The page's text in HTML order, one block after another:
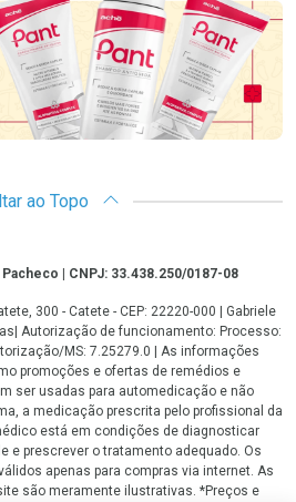
ao Topo
| CNPJ: 33.438.250/0187-08
300 - Catete - CEP: 22220-000 | Gabriele
Autorização de funcionamento: Processo:
MS: 7.25279.0 | As informações
promoções e ofertas de remédios e
ser usadas para automedicação e não
a medicação prescrita pelo profissional da
está em condições de diagnosticar
e prescrever o tratamento adequado. Os
apenas para compras via internet. As
são meramente ilustrativas. *Preços e